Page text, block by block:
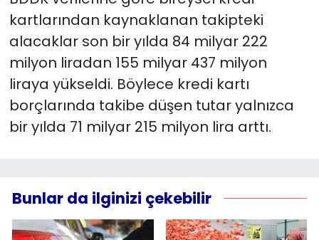
kartlarından kaynaklanan takipteki
alacaklar son bir yılda 84 milyar 222
milyon liradan 155 milyar 437 milyon
liraya yükseldi. Böylece kredi kartı
borçlarında takibe düşen tutar yalnızca
bir yılda 71 milyar 215 milyon lira arttı.
Bunlar da ilginizi çekebilir